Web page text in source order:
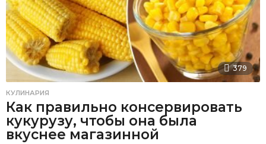
379
КУЛИНАРИЯ
Как правильно консервировать
кукурузу, чтобы она была
вкуснее магазинной